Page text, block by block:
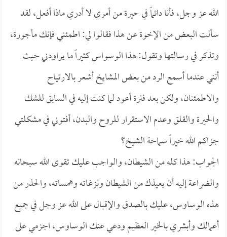
الله عز وجل، فأنا دائماً في حيرة من أمري لا أدري ماذا أفعل، لقد
سألت البعض من الإخوة عن هذا فقالوا لي: اطمئني فإنك مأجورة،
وتذكر في رسالتها وتقول: هذا الوسواس كثيراً ما يراودني حيث
أنني عندما أسمع الرد من بعض المشايخ أشعر بالارتياح
والاطمئنان، ولكن بعد فترة أعود لما كنت إليه في السابق للشك
والحيرة والقلق وعدم الاستقرار للروح والبدن، أفتوني في مشكلتي
جزاكم الله خيراً سماحة الشيخ؟
الجواب: هذا كله من الشيطان، والواجب عليك تقوى الله سبحانه
والضراعة إليه أن يعيذك من الشيطان ونزغاته وهمساته، والحذر من
هذه الوساوس، عليك بالصدق والإقبال على الله عز وجل في جميع
أعمالك وأبشري بالخير العظيم ودعي عنك الوساوس، اجزمي على